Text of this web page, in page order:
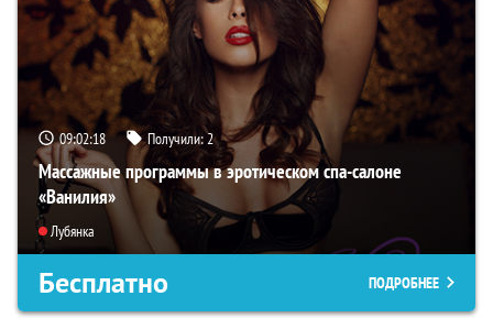
09:02:16 Получили:2
Массажные программы в эротическом спа-салоне
«Ванилия»
Лубянка
Бесплатно ПОДРОБНЕЕ